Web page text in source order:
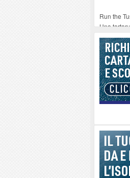
Run the
Una
Furgone
Campo:
A Carpani